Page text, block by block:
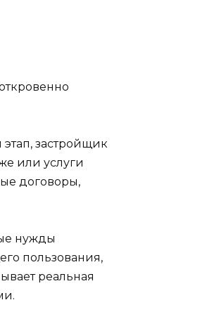
застройщик
или услуги
договоры,
нужды
пользования,
реальная